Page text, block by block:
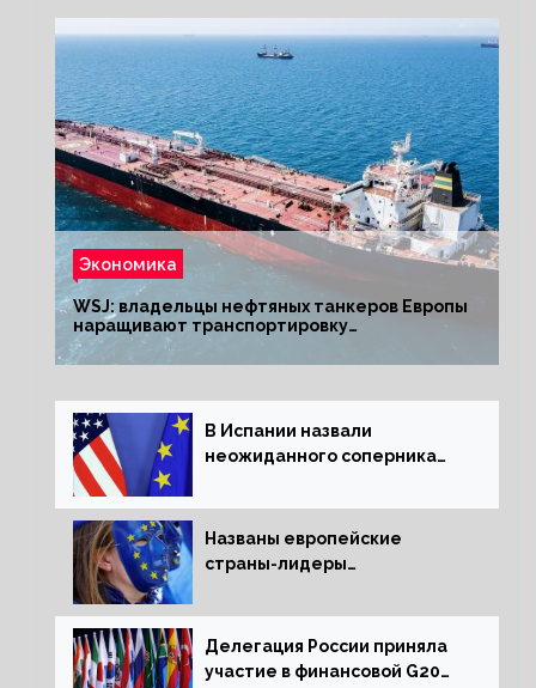
Экономика
WSJ: владельцы нефтяных танкеров Европы
наращивают транспортировку
из РФ до санкций
В Испании назвали
неожиданного соперника
Названы европейские
страны-лидеры
активов
Делегация России приняла
участие в финансовой G20